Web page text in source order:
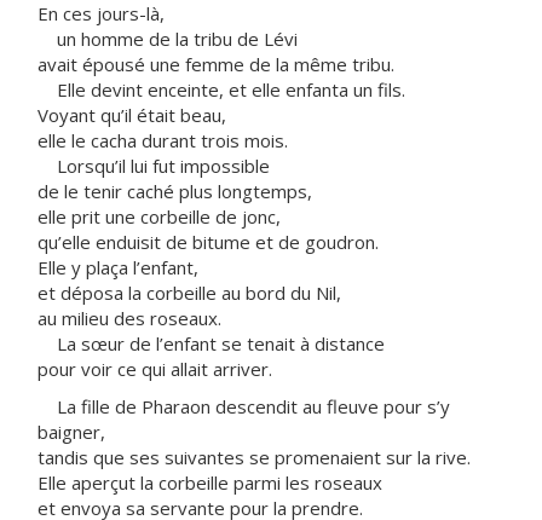
En ces jours-là,
un homme de la tribu de Lévi
avait épousé une femme de la même tribu.
Elle devint enceinte, et elle enfanta un fils.
Voyant qu’il était beau,
elle le cacha durant trois mois.
Lorsqu’il lui fut impossible
de le tenir caché plus longtemps,
elle prit une corbeille de jonc,
qu’elle enduisit de bitume et de goudron.
Elle y plaça l’enfant,
et déposa la corbeille au bord du Nil,
au milieu des roseaux.
La sœur de l’enfant se tenait à distance
pour voir ce qui allait arriver.
La fille de Pharaon descendit au fleuve pour s’y
baigner,
tandis que ses suivantes se promenaient sur la rive.
Elle aperçut la corbeille parmi les roseaux
et envoya sa servante pour la prendre.